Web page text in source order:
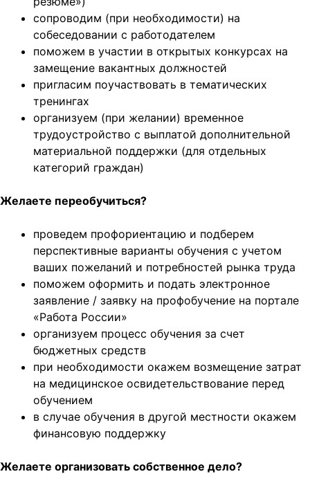
сопроводим (при необходимости) на
собеседовании с работодателем
поможем в участии в открытых конкурсах на
замещение вакантных должностей
пригласим поучаствовать в тематических
тренингах
организуем (при желании) временное
трудоустройство с выплатой дополнительной
материальной поддержки (для отдельных
категорий граждан)
Желаете переобучиться?
проведем профориентацию и подберем
перспективные варианты обучения с учетом
ваших пожеланий и потребностей рынка труда
поможем оформить и подать электронное
заявление / заявку на профобучение на портале
«Работа России»
организуем процесс обучения за счет
бюджетных средств
при необходимости окажем возмещение затрат
на медицинское освидетельствование перед
обучением
в случае обучения в другой местности окажем
финансовую поддержку
Желаете организовать собственное дело?